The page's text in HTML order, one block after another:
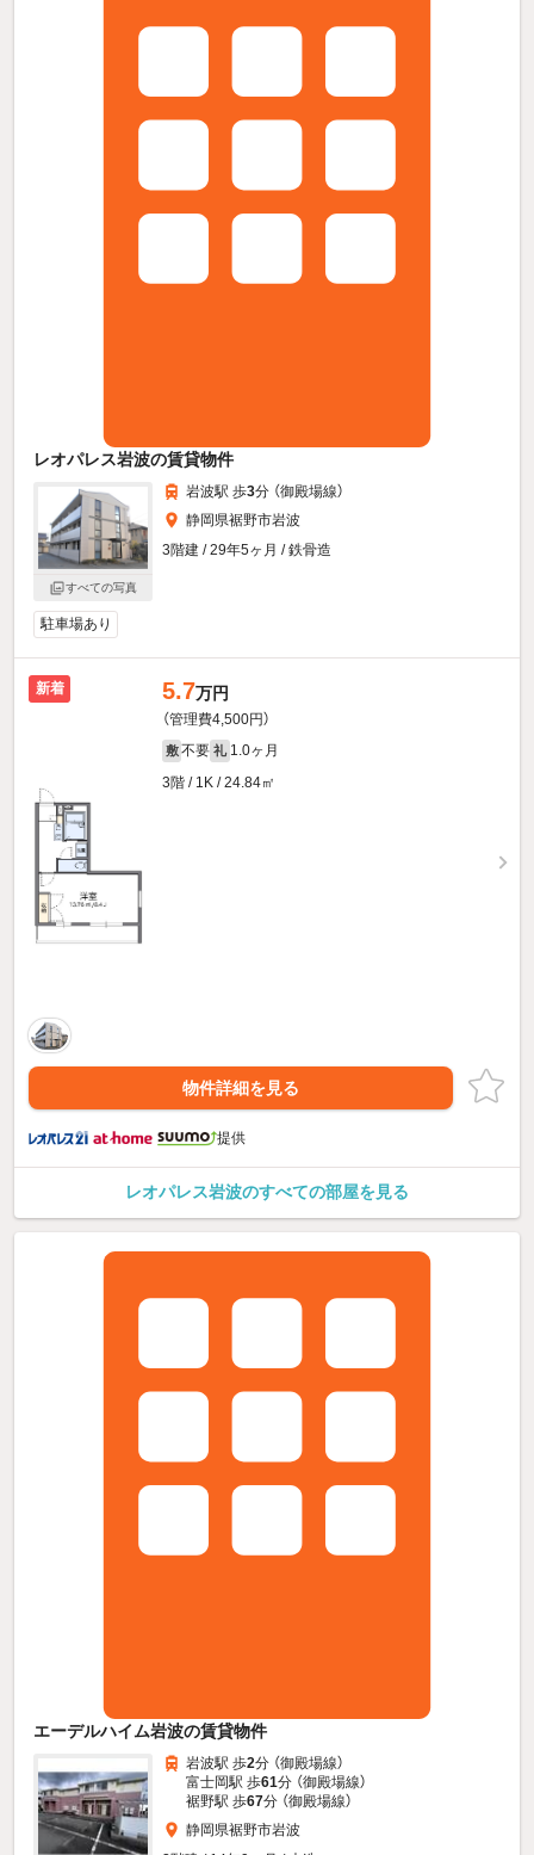
レオパレス岩波の賃貸物件
すべての写真
岩波駅 歩3分 （御殿場線）
静岡県裾野市岩波
3階建 / 29年5ヶ月 / 鉄骨造
駐車場あり
新着 5.7万円
（管理費4,500円）
敷 不要 礼 1.0ヶ月
3階 / 1K / 24.84㎡
物件詳細を見る
提供
レオパレス岩波のすべての部屋を見る
エーデルハイム岩波の賃貸物件
岩波駅 歩2分 （御殿場線）
富士岡駅 歩61分 （御殿場線）
裾野駅 歩67分 （御殿場線）
静岡県裾野市岩波